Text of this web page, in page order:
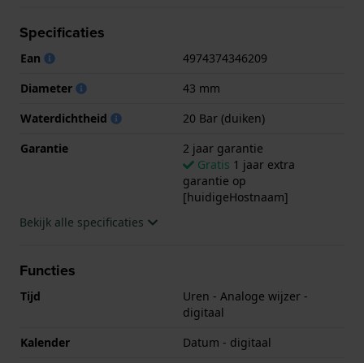
horloge geleverd met 2 jaar garantie.
Specificaties
Ean
4974374346209
Diameter
43 mm
Waterdichtheid
20 Bar (duiken)
Garantie
2 jaar garantie
Gratis 1 jaar extra
garantie op
[huidigeHostnaam]
Bekijk alle specificaties
Functies
Tijd
Uren - Analoge wijzer -
digitaal
Kalender
Datum - digitaal